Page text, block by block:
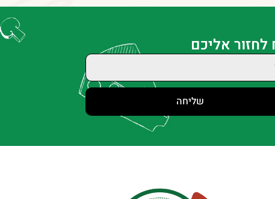
אליכם
שליחה